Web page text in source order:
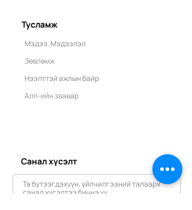
байна
Тусламж
Мэдээ, Мэдээлэл
Зөвлөмж
Нээлттэй ажлын байр
Апп-ийн заавар
Санал хүсэлт